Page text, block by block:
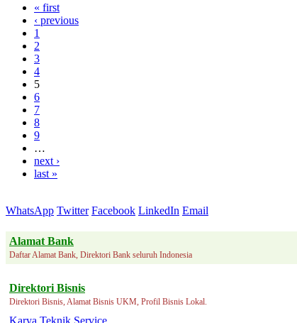
« first
‹ previous
1
2
3
4
5
6
7
8
9
…
next ›
last »
WhatsApp Twitter Facebook LinkedIn Email
Alamat Bank
Daftar Alamat Bank, Direktori Bank seluruh Indonesia
Direktori Bisnis
Direktori Bisnis, Alamat Bisnis UKM, Profil Bisnis Lokal.
Karya Teknik Service